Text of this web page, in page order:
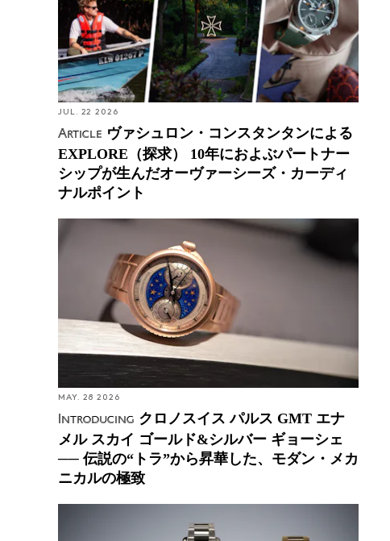
JUL. 22 2026
Article ヴァシュロン・コンスタンタンによる
EXPLORE（探求） 10年におよぶパートナー
シップが生んだオーヴァーシーズ・カーディ
ナルポイント
クロノスイス パルス GMT エナメル スカイ ゴールド
&シルバー ギョーシェ ── 伝説の“トラ”から昇華し
た、モダン・メカニカルの極致
MAY. 28 2026
Introducing クロノスイス パルス GMT エナ
メル スカイ ゴールド&シルバー ギョーシェ
── 伝説の“トラ”から昇華した、モダン・メカ
ニカルの極致
ピード」の美学を纏ったエクスプレッシブ・シェイ